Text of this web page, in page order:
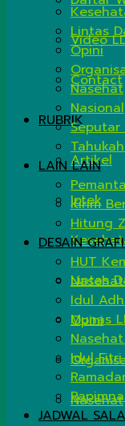
Video
Contact
RUBRIK
Artikel
Iptek
Lintas
Opini
Nasehat
Lintas
Opini
Nasehat
Nasional
Seputar
LAIN LAIN
Kirim
Hitung
DESAIN
HUT
Idul
Munas
Idul
JADWAL